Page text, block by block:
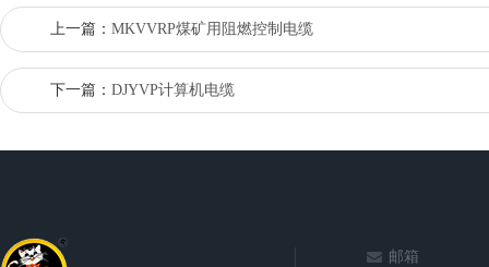
上一篇： MKVVRP煤矿用阻燃控制电缆
下一篇： DJYVP计算机电缆
邮箱